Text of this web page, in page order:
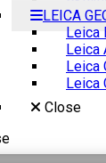
LEICA
Leica
Leica
Leica
Leica
Close